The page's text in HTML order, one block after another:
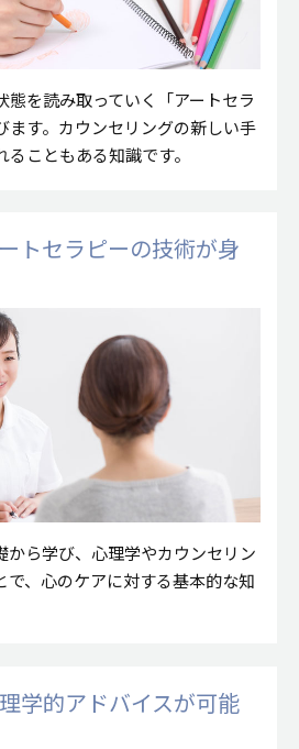
態を読み取っていく「アートセラ
ます。カウンセリングの新しい手
こともある知識です。
トセラピーの技術が身
から学び、心理学やカウンセリン
で、心のケアに対する基本的な知
学的アドバイスが可能